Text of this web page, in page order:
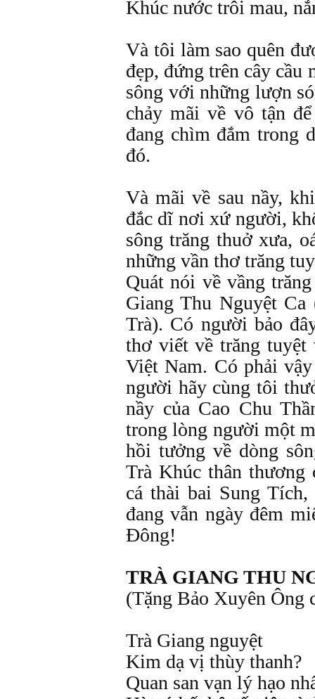
Khúc nước trôi mau,
Và tôi làm sao quên
đẹp, đứng trên cây
sông với những lượn
chảy mãi về vô tận
đang chìm đắm trong
đó.
Và mãi về sau nầy,
đắc dĩ nơi xứ người,
sông trăng thuở xưa,
những vần thơ trăng
Quát nói về vầng
Giang Thu Nguyệt
Trà). Có người bảo
thơ viết về trăng
Việt Nam. Có phải
người hãy cùng tôi
nầy của Cao Chu
trong lòng người một
hồi tưởng về dòng
Trà Khúc thân thương
cá thài bai Sung
đang vẫn ngày đêm
Đông!
TRÀ GIANG THU
(Tặng Bảo Xuyên Ông
Trà Giang nguyệt
Kim dạ vị thùy thanh?
Quan san vạn lý hạo